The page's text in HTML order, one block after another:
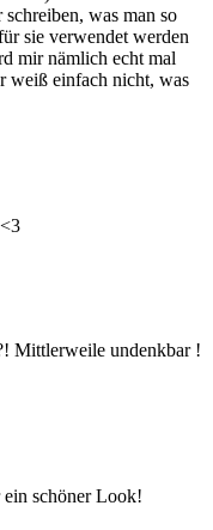
was man so
sie verwendet werden
mir nämlich echt mal
weiß einfach nicht, was
Mittlerweile undenkbar !
schöner Look!